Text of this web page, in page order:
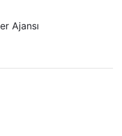
Ajansı